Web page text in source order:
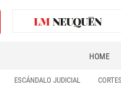
HOME
ESCÁNDALO JUDICIAL